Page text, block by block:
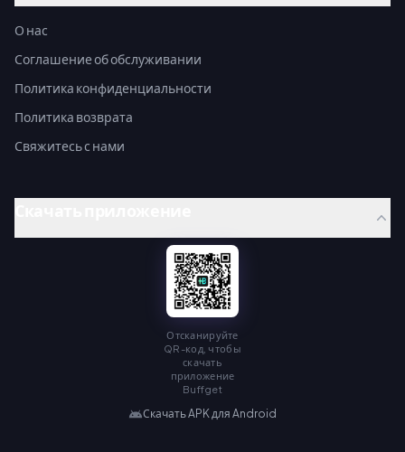
О нас
Соглашение об обслуживании
Политика конфиденциальности
Политика возврата
Свяжитесь с нами
Отсканируйте
QR-код, чтобы
скачать
приложение
Buffget
Скачать APK для Android